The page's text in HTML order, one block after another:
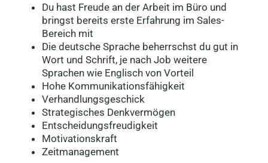
Du hast Freude an der Arbeit im Büro und
bringst bereits erste Erfahrung im Sales-
Bereich mit
Die deutsche Sprache beherrschst du gut in
Wort und Schrift, je nach Job weitere
Sprachen wie Englisch von Vorteil
Hohe Kommunikationsfähigkeit
Verhandlungsgeschick
Strategisches Denkvermögen
Entscheidungsfreudigkeit
Motivationskraft
Zeitmanagement